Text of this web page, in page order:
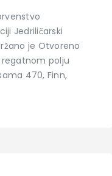
Jedriličarski
je Otvoreno
regatnom polju
470, Finn,